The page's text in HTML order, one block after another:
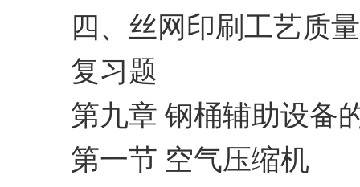
四、丝网印刷工艺质
复习题
第九章 钢桶辅助设备
第一节 空气压缩机